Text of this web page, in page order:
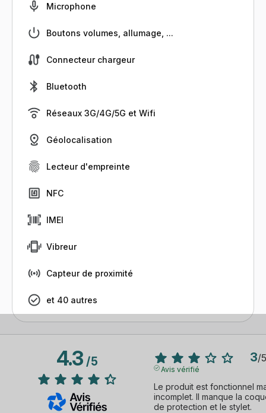
Microphone
Boutons volumes, allumage, ...
Connecteur chargeur
Bluetooth
Réseaux 3G/4G/5G et Wifi
Géolocalisation
Lecteur d'empreinte
NFC
IMEI
Vibreur
Capteur de proximité
et 40 autres
4.3/5 3/5
Avis vérifié
Le produit est fonctionnel
incomplet. Il manque la
de protection et le stylet.